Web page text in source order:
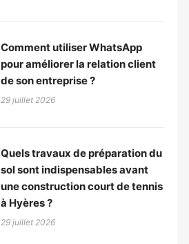
Comment utiliser WhatsApp
pour améliorer la relation client
de son entreprise ?
29 juillet 2026
Quels travaux de préparation du
sol sont indispensables avant
une construction court de tennis
à Hyères ?
29 juillet 2026